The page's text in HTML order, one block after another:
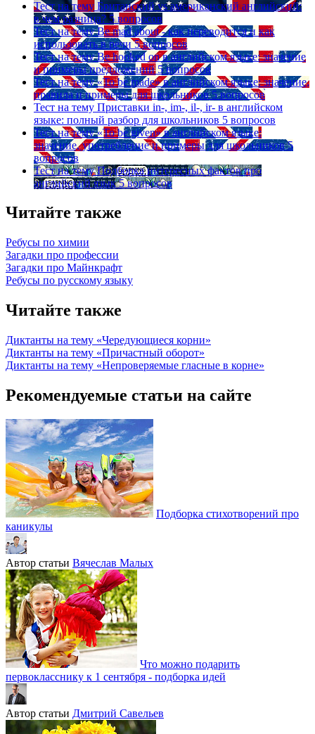
Тест на тему Британский vs американский английский:
в чем разница? 5 вопросов
Тест на тему Be mad about - как переводится и как
использовать в речи 5 вопросов
Тест на тему Be hooked on в английском языке: значение
и примеры предложений 5 вопросов
Тест на тему «To be made» в английском языке: значение,
правила и примеры для школьников 5 вопросов
Тест на тему Приставки in-, im-, il-, ir- в английском
языке: полный разбор для школьников 5 вопросов
Тест на тему «To be given» в английском языке:
значение, употребление и примеры для школьников 5
вопросов
Тест на тему Подборка интересных фактов про
английский язык 5 вопросов
Читайте также
Ребусы по химии
Загадки про профессии
Загадки про Майнкрафт
Ребусы по русскому языку
Читайте также
Диктанты на тему «Чередующиеся корни»
Диктанты на тему «Причастный оборот»
Диктанты на тему «Непроверяемые гласные в корне»
Рекомендуемые статьи на сайте
Подборка стихотворений про
каникулы
Автор статьи Вячеслав Малых
Что можно подарить
первокласснику к 1 сентября - подборка идей
Автор статьи Дмитрий Савельев